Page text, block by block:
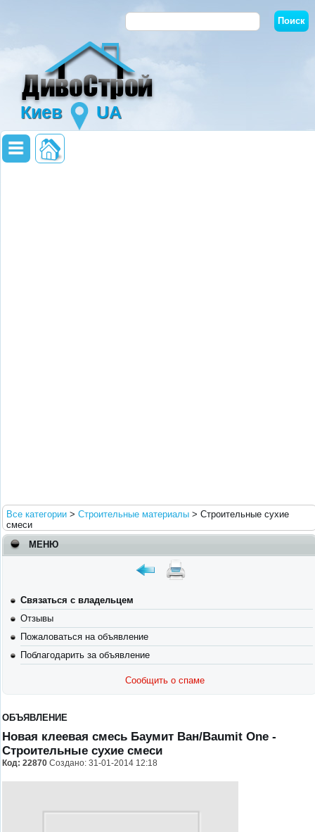
Киев UA
Все категории > Строительные материалы > Строительные сухие
смеси
МЕНЮ
Связаться с владельцем
Отзывы
Пожаловаться на объявление
Поблагодарить за объявление
Сообщить о спаме
ОБЪЯВЛЕНИЕ
Новая клеевая смесь Баумит Ван/Baumit One -
Строительные сухие смеси
Код: 22870 Создано: 31-01-2014 12:18